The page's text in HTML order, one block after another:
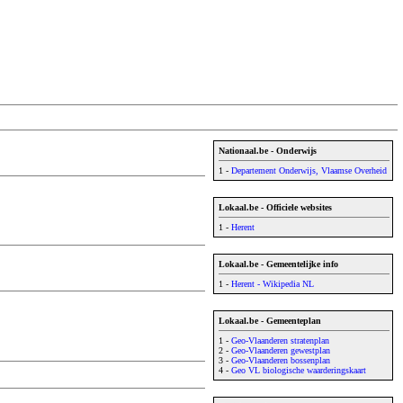
Nationaal.be - Onderwijs
1 - Departement Onderwijs, Vlaamse Overheid
Lokaal.be - Officiele websites
1 - Herent
Lokaal.be - Gemeentelijke info
1 - Herent - Wikipedia NL
Lokaal.be - Gemeenteplan
1 - Geo-Vlaanderen stratenplan
2 - Geo-Vlaanderen gewestplan
3 - Geo-Vlaanderen bossenplan
4 - Geo VL biologische waarderingskaart